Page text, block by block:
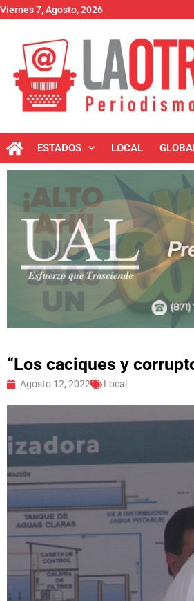
Viernes 7, Agosto, 2026
ESTADOS LOCAL
“Los caciques y
Agosto 12, 2022 Local